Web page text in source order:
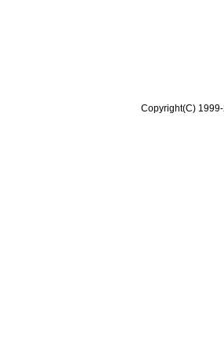
Copyright(C)